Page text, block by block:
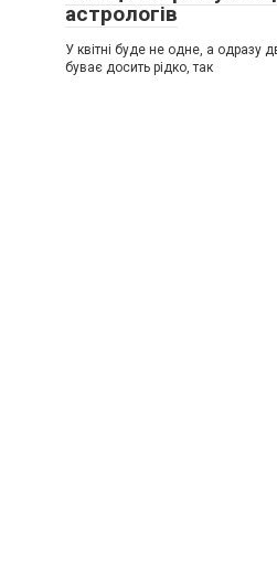
астрологів
У квітні буде не одне, а одразу
буває досить рідко, так